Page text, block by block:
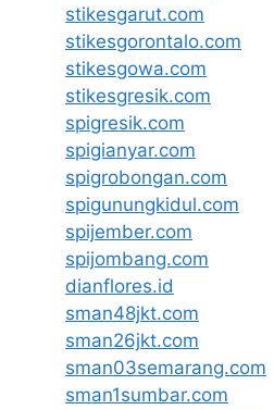
stikesgarut.com
stikesgorontalo.com
stikesgowa.com
stikesgresik.com
spigresik.com
spigianyar.com
spigrobongan.com
spigunungkidul.com
spijember.com
spijombang.com
dianflores.id
sman48jkt.com
sman26jkt.com
sman03semarang.com
sman1sumbar.com